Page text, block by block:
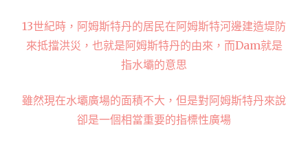
13世紀時，阿姆斯特丹的居民在阿姆斯特河邊建造堤防
來抵擋洪災，也就是阿姆斯特丹的由來，而Dam就是
指水壩的意思
雖然現在水壩廣場的面積不大，但是對阿姆斯特丹來說
卻是一個相當重要的指標性廣場